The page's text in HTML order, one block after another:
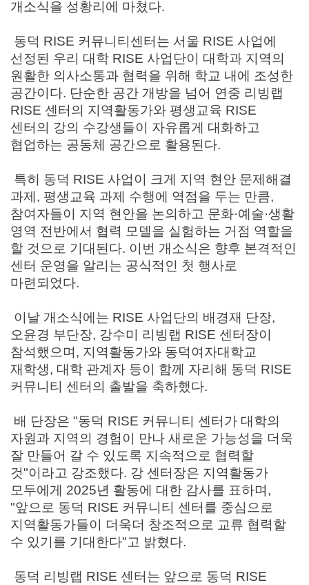
개소식을 성황리에 마쳤다.
동덕 RISE 커뮤니티센터는 서울 RISE 사업에
선정된 우리 대학 RISE 사업단이 대학과 지역의
원활한 의사소통과 협력을 위해 학교 내에 조성한
공간이다. 단순한 공간 개방을 넘어 연중 리빙랩
RISE 센터의 지역활동가와 평생교육 RISE
센터의 강의 수강생들이 자유롭게 대화하고
협업하는 공동체 공간으로 활용된다.
특히 동덕 RISE 사업이 크게 지역 현안 문제해결
과제 , 평생교육 과제 수행에 역점을 두는 만큼,
참여자들이 지역 현안을 논의하고 문화·예술·생활
영역 전반에서 협력 모델을 실험하는 거점 역할을
할 것으로 기대된다. 이번 개소식은 향후 본격적인
센터 운영을 알리는 공식적인 첫 행사로
마련되었다.
이날 개소식에는 RISE 사업단의 배경재 단장,
오윤경 부단장, 강수미 리빙랩 RISE 센터장이
참석했으며 , 지역활동가와 동덕여자대학교
재학생, 대학 관계자 등이 함께 자리해 동덕 RISE
커뮤니티 센터의 출발을 축하했다.
배 단장은 "동덕 RISE 커뮤니티 센터가 대학의
자원과 지역의 경험이 만나 새로운 가능성을 더욱
잘 만들어 갈 수 있도록 지속적으로 협력할
것"이라고 강조했다. 강 센터장은 지역활동가
모두에게 2025년 활동에 대한 감사를 표하며 ,
"앞으로 동덕 RISE 커뮤니티 센터를 중심으로
지역활동가들이 더욱더 창조적으로 교류 협력할
수 있기를 기대한다"고 밝혔다.
동덕 리빙랩 RISE 센터는 앞으로 동덕 RISE